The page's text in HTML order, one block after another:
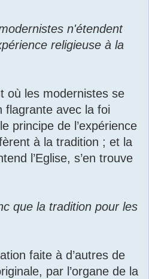
n'étendent
religieuse à la
les modernistes se
flagrante avec la foi
principe de l’expérience
à la tradition ; et la
l’Eglise, s’en trouve
que la tradition pour les
faite à d’autres de
par l’organe de la